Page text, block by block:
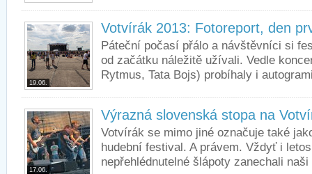
19.06.
Votvírák 2013: Fotoreport, den
Páteční počasí přálo a návštěvníci si
od začátku náležitě užívali. Vedle
Rytmus, Tata Bojs) probíhaly i
17.06.
Výrazná slovenská stopa na
Votvírák se mimo jiné označuje také
hudební festival. A právem. Vždyť i
nepřehlédnutelné šlápoty zanechali